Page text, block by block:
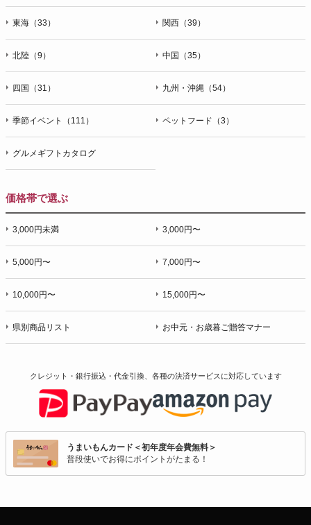
東海（33） 関西（39）
北陸（9） 中国（35）
四国（31） 九州・沖縄（54）
季節イベント（111） ペットフード（3）
グルメギフトカタログ
価格帯で選ぶ
3,000円未満 3,000円〜
5,000円〜 7,000円〜
10,000円〜 15,000円〜
県別商品リスト お中元・お歳暮ご贈答マナー
クレジット・銀行振込・代金引換、各種の決済サービスに対応しています
うまいもんカード＜初年度年会費無料＞
普段使いでお得にポイントがたまる！